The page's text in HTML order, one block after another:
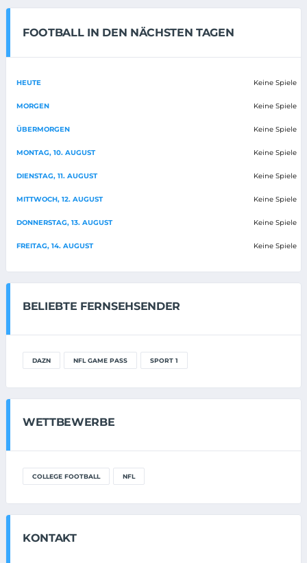
FOOTBALL IN DEN NÄCHSTEN TAGEN
HEUTE Keine Spiele
MORGEN Keine Spiele
ÜBERMORGEN Keine Spiele
MONTAG, 10. AUGUST Keine Spiele
DIENSTAG, 11. AUGUST Keine Spiele
MITTWOCH, 12. AUGUST Keine Spiele
DONNERSTAG, 13. AUGUST Keine Spiele
FREITAG, 14. AUGUST Keine Spiele
BELIEBTE FERNSEHSENDER
DAZN NFL GAME PASS SPORT 1
WETTBEWERBE
COLLEGE FOOTBALL NFL
KONTAKT